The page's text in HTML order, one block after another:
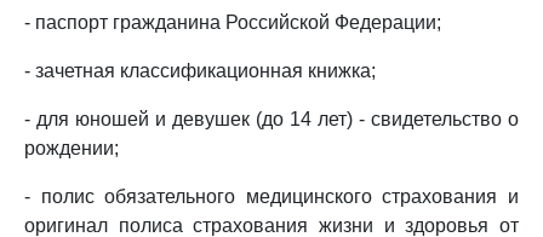
- паспорт гражданина Российской Федерации;
- зачетная классификационная книжка;
- для юношей и девушек (до 14 лет) - свидетельство о
рождении;
- полис обязательного медицинского страхования и
оригинал полиса страхования жизни и здоровья от